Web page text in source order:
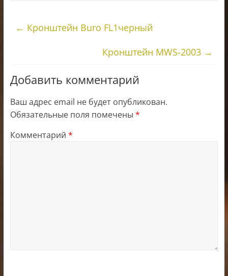
← Кронштейн Buro FL1черный
Кронштейн MWS-2003 →
Добавить комментарий
Ваш адрес email не будет опубликован.
Обязательные поля помечены *
Комментарий *